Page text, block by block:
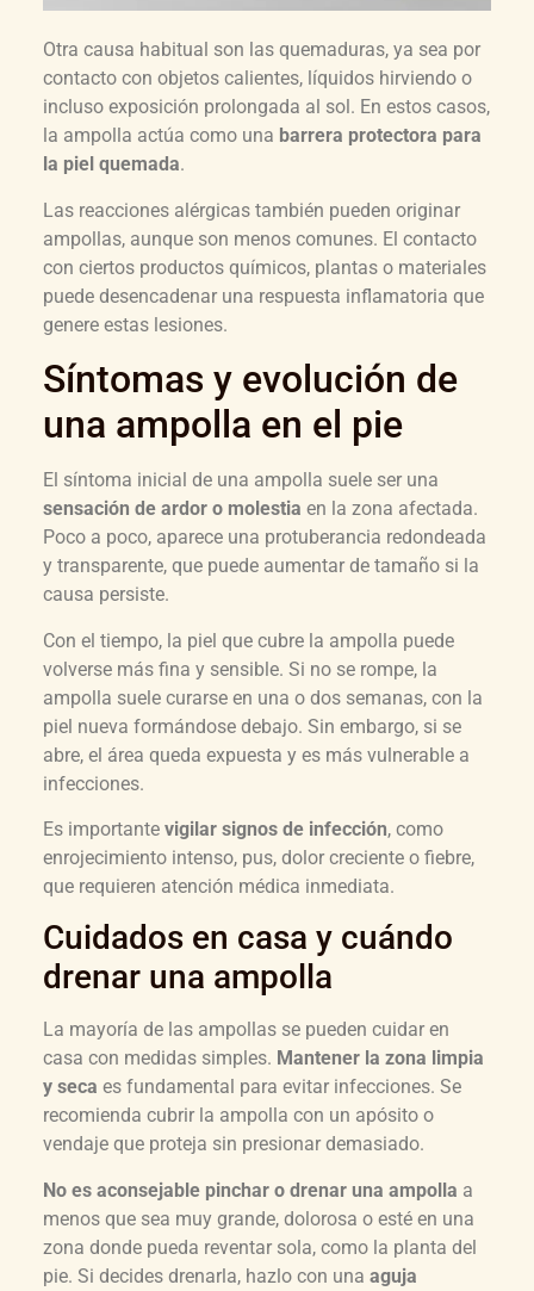
Otra causa habitual son las quemaduras, ya sea por
contacto con objetos calientes, líquidos hirviendo o
incluso exposición prolongada al sol. En estos casos,
la ampolla actúa como una barrera protectora para
la piel quemada.
Las reacciones alérgicas también pueden originar
ampollas, aunque son menos comunes. El contacto
con ciertos productos químicos, plantas o materiales
puede desencadenar una respuesta inflamatoria que
genere estas lesiones.
Síntomas y evolución de
una ampolla en el pie
El síntoma inicial de una ampolla suele ser una
sensación de ardor o molestia en la zona afectada.
Poco a poco, aparece una protuberancia redondeada
y transparente, que puede aumentar de tamaño si la
causa persiste.
Con el tiempo, la piel que cubre la ampolla puede
volverse más fina y sensible. Si no se rompe, la
ampolla suele curarse en una o dos semanas, con la
piel nueva formándose debajo. Sin embargo, si se
abre, el área queda expuesta y es más vulnerable a
infecciones.
Es importante vigilar signos de infección, como
enrojecimiento intenso, pus, dolor creciente o fiebre,
que requieren atención médica inmediata.
Cuidados en casa y cuándo
drenar una ampolla
La mayoría de las ampollas se pueden cuidar en
casa con medidas simples. Mantener la zona limpia
y seca es fundamental para evitar infecciones. Se
recomienda cubrir la ampolla con un apósito o
vendaje que proteja sin presionar demasiado.
No es aconsejable pinchar o drenar una ampolla a
menos que sea muy grande, dolorosa o esté en una
zona donde pueda reventar sola, como la planta del
pie. Si decides drenarla, hazlo con una aguja